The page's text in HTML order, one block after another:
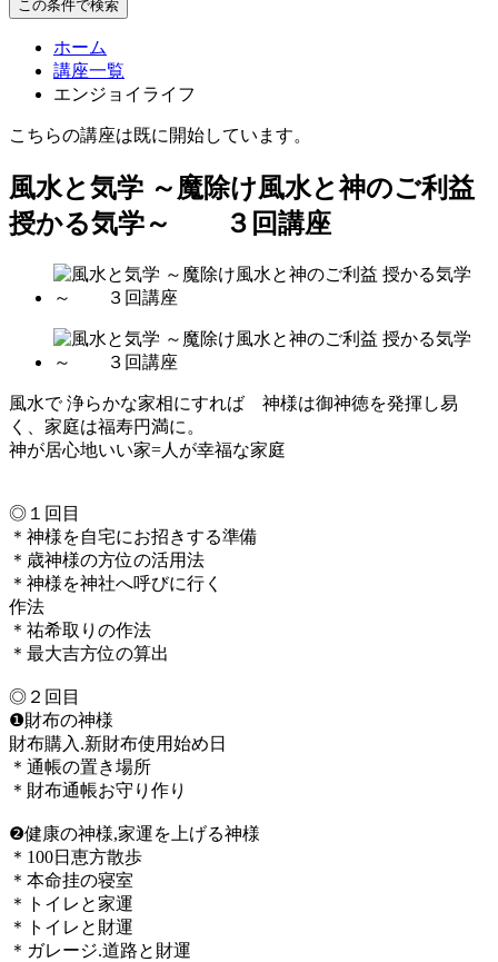
この条件で検索
ホーム
講座一覧
エンジョイライフ
こちらの講座は既に開始しています。
風水と気学 ～魔除け風水と神のご利益
授かる気学～ ３回講座
風水で 浄らかな家相にすれば 神様は御神徳を発揮し易
く、家庭は福寿円満に。
神が居心地いい家=人が幸福な家庭
◎１回目
＊神様を自宅にお招きする準備
＊歳神様の方位の活用法
＊神様を神社へ呼びに行く
作法
＊祐希取りの作法
＊最大吉方位の算出
◎２回目
❶財布の神様
財布購入.新財布使用始め日
＊通帳の置き場所
＊財布通帳お守り作り
❷健康の神様,家運を上げる神様
＊100日恵方散歩
＊本命挂の寝室
＊トイレと家運
＊トイレと財運
＊ガレージ.道路と財運